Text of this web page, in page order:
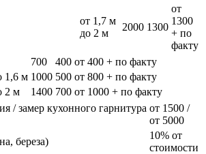
от 1,7 м
до 2 м
2000 1300
от
1300
+ по
факту
700 400 от 400 + по факту
1,6 м 1000 500 от 800 + по факту
2 м
1400 700 от 1000 + по факту
/ замер кухонного гарнитура от 1500 /
от 5000
береза)
10% от
стоимости